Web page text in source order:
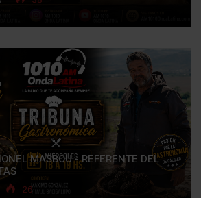
MASBOU - REFERENTE DEL
26